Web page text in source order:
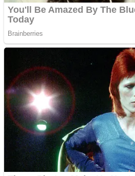
Sumatra Barat
Sumatra Utara
Nusantara